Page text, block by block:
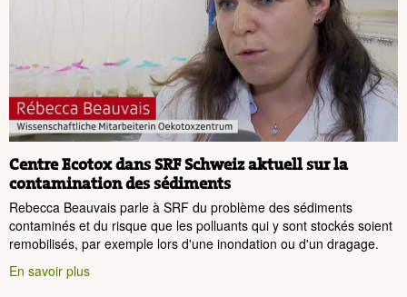
Centre Ecotox dans SRF Schweiz aktuell sur la
contamination des sédiments
Rebecca Beauvais parle à SRF du problème des sédiments
contaminés et du risque que les polluants qui y sont stockés soient
remobilisés, par exemple lors d'une inondation ou d'un dragage.
En savoir plus